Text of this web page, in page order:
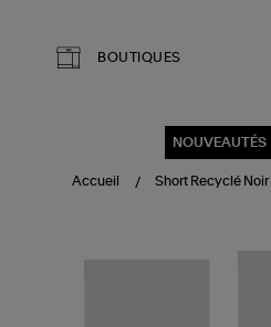
BOUTIQUES
NOUVEAUTÉS
Accueil Short Recyclé Noir